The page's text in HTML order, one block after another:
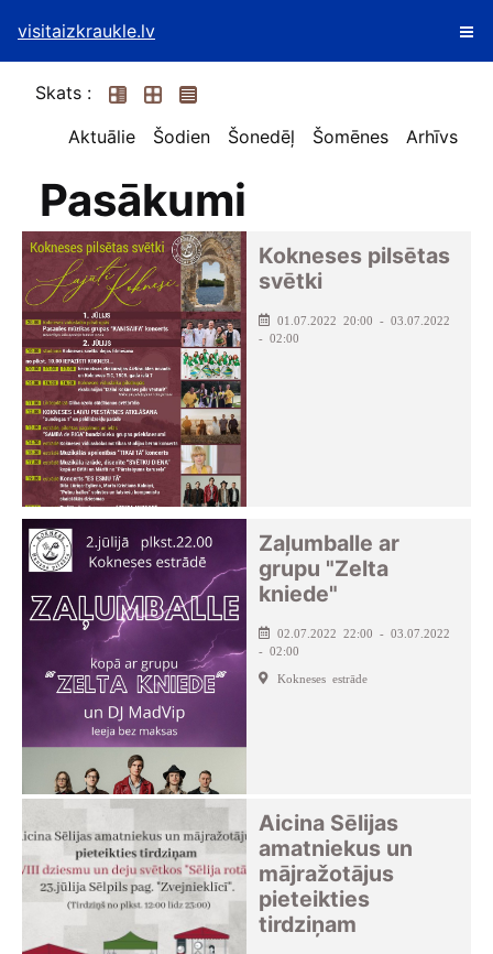
visitaizkraukle.lv
Skats :
Aktuālie
Šodien Šonedēļ Šomēnes Arhīvs
Pasākumi
Kokneses pilsētas
svētki
01.07.2022 20:00 - 03.07.2022
- 02:00
Zaļumballe ar
grupu "Zelta
kniede"
02.07.2022 22:00 - 03.07.2022
- 02:00
Kokneses estrāde
Aicina Sēlijas
amatniekus un
mājražotājus
pieteikties
tirdziņam